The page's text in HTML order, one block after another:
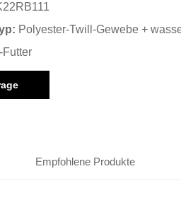
Polyester-Twill-Gewebe +
Futter
Empfohlene Produkte